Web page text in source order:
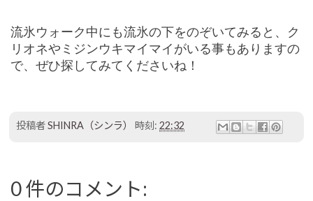
流氷ウォーク中にも流氷の下をのぞいてみると、ク
リオネやミジンウキマイマイがいる事もありますの
で、ぜひ探してみてくださいね！
投稿者SHINRA（シンラ） 時刻: 22:32
0 件のコメント: